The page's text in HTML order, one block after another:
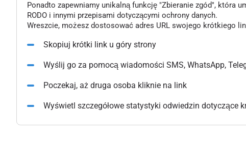
Ponadto zapewniamy unikalną funkcję "Zbieranie zgód", która
RODO i innymi przepisami dotyczącymi ochrony danych.
Wreszcie, możesz dostosować adres URL swojego krótkiego
Skopiuj krótki link u góry strony
Wyślij go za pomocą wiadomości SMS, WhatsApp,
Poczekaj, aż druga osoba kliknie na link
Wyświetl szczegółowe statystyki odwiedzin dotyczące